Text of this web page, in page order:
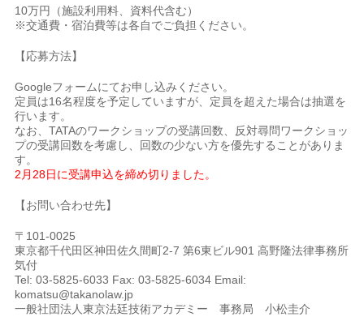
10万円（施設利用料、資料代含む）
※交通費・宿泊費等は各自でご負担ください。
【応募方法】
Googleフォームにてお申し込みください。
定員は16名程度を予定していますが、定員を超えた場合は抽選を
行います。
なお、TATAのワークショップの受講回数、反対尋問ワークショッ
プの受講回数を考慮し、回数の少ない方を優先することがありま
す。
2月28日に受講申込を締め切りました。
【お問い合わせ先】
〒101-0025
東京都千代田区神田佐久間町2-7 第6東ビル901 高野隆法律事務所
気付
Tel: 03-5825-6033 Fax: 03-5825-6034 Email:
komatsu@takanolaw.jp
一般社団法人東京法廷技術アカデミー 事務局 小松圭介